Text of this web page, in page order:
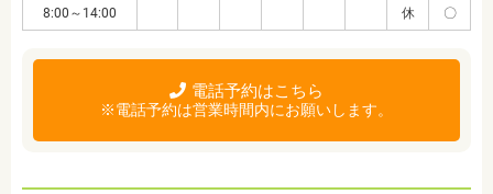
8:00～14:00 休 〇
電話予約はこちら
※電話予約は営業時間内にお願いします。